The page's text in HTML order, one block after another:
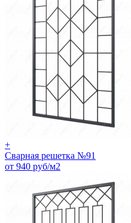
+
Сварная решетка №91
от 940 руб/м2